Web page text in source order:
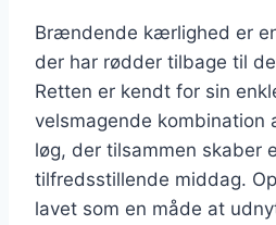
Brændende kærlighed er
der har rødder tilbage til
Retten er kendt for sin
velsmagende
løg, der tilsammen skaber
tilfredsstillende middag.
lavet som en måde at